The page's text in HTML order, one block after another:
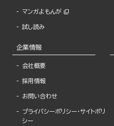
マンガよもんが
試し読み
企業情報
会社概要
採用情報
お問い合わせ
プライバシーポリシー・サイトポリ
シー